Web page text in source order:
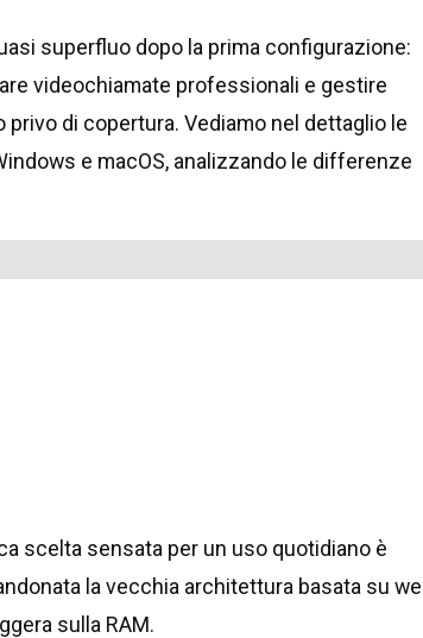
superfluo dopo la prima configurazione:
videochiamate professionali e gestire
di copertura. Vediamo nel dettaglio le
e macOS, analizzando le differenze
scelta sensata per un uso quotidiano è
la vecchia architettura basata su
sulla RAM.